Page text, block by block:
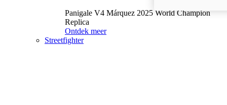
Panigale V4 Márquez 2025 World Champion
Replica
Ontdek meer
Streetfighter